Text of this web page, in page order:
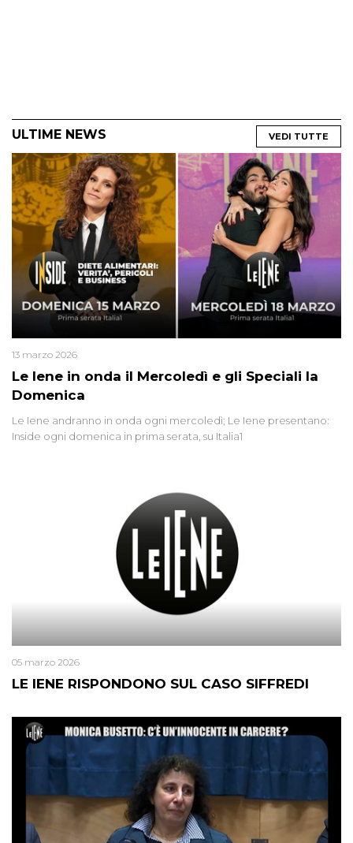
ULTIME NEWS VEDI TUTTE
Le Iene in onda il Mercoledì e gli Speciali la
Domenica
13 marzo 2026
Le Iene andranno in onda ogni mercoledì; Le Iene presentano:
Inside ogni domenica in prima serata, su Italia1
LE IENE RISPONDONO SUL CASO SIFFREDI
05 marzo 2026